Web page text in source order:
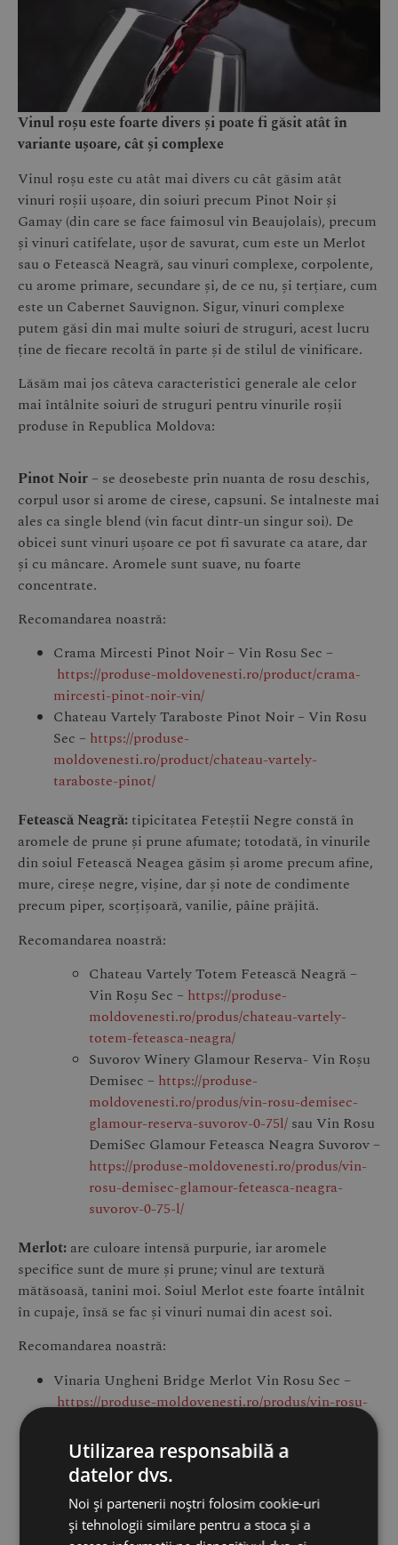
Vinul roșu este foarte divers și poate fi găsit atât în
variante ușoare, cât și complexe
Vinul roșu este cu atât mai divers cu cât găsim atât
vinuri roșii ușoare, din soiuri precum Pinot Noir și
Gamay (din care se face faimosul vin Beaujolais), precum
și vinuri catifelate, ușor de savurat, cum este un Merlot
sau o Fetească Neagră, sau vinuri complexe, corpolente,
cu arome primare, secundare și, de ce nu, și terțiare, cum
este un Cabernet Sauvignon. Sigur, vinuri complexe
putem găsi din mai multe soiuri de struguri, acest lucru
ține de fiecare recoltă în parte și de stilul de vinificare.
Lăsăm mai jos câteva caracteristici generale ale celor
mai întâlnite soiuri de struguri pentru vinurile roșii
produse în Republica Moldova:
Pinot Noir – se deosebeste prin nuanta de rosu deschis,
corpul usor si arome de cirese, capsuni. Se intalneste mai
ales ca single blend (vin facut dintr-un singur soi). De
obicei sunt vinuri ușoare ce pot fi savurate ca atare, dar
și cu mâncare. Aromele sunt suave, nu foarte
concentrate.
Recomandarea noastră:
Crama Mircesti Pinot Noir – Vin Rosu Sec –
https://produse-moldovenesti.ro/product/crama-
mircesti-pinot-noir-vin/
Chateau Vartely Taraboste Pinot Noir – Vin Rosu
Sec – https://produse-
moldovenesti.ro/product/chateau-vartely-
taraboste-pinot/
Fetească Neagră: tipicitatea Feteștii Negre constă în
aromele de prune și prune afumate; totodată, în vinurile
din soiul Fetească Neagea găsim și arome precum afine,
mure, cireșe negre, vișine, dar și note de condimente
precum piper, scorțișoară, vanilie, pâine prăjită.
Recomandarea noastră:
Chateau Vartely Totem Fetească Neagră –
Vin Roșu Sec – https://produse-
moldovenesti.ro/produs/chateau-vartely-
totem-feteasca-neagra/
Suvorov Winery Glamour Reserva- Vin Roșu
Demisec – https://produse-
moldovenesti.ro/produs/vin-rosu-demisec-
glamour-reserva-suvorov-0-75l/ sau Vin Rosu
DemiSec Glamour Feteasca Neagra Suvorov –
https://produse-moldovenesti.ro/produs/vin-
rosu-demisec-glamour-feteasca-neagra-
suvorov-0-75-l/
Merlot: are culoare intensă purpurie, iar aromele
specifice sunt de mure și prune; vinul are textură
mătăsoasă, tanini moi. Soiul Merlot este foarte întâlnit
în cupaje, însă se fac și vinuri numai din acest soi.
Recomandarea noastră:
Vinaria Ungheni Bridge Merlot Vin Rosu Sec –
https://produse-moldovenesti.ro/produs/vin-rosu-
Chateau Vartely IGP Merlot – Vin Rosu Sec –
https://produse-moldovenesti.ro/product/vartely-
igp-merlot/
Divus Winery Merlot – Vin Roșu Sec –
https://produse-moldovenesti.ro/product/vin-rosu-
Utilizarea responsabilă a
datelor dvs.
Noi și partenerii noștri folosim cookie-uri
și tehnologii similare pentru a stoca și a